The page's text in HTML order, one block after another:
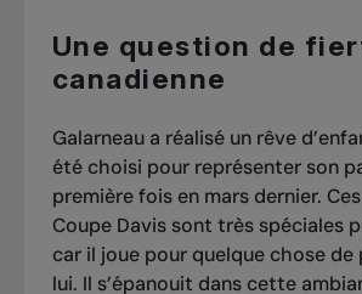
Une question de
canadienne
Galarneau a réalisé un rêve
été choisi pour représenter son
première fois en mars dernier.
Coupe Davis sont très spéciales
car il joue pour quelque chose de
lui. Il s’épanouit dans cette